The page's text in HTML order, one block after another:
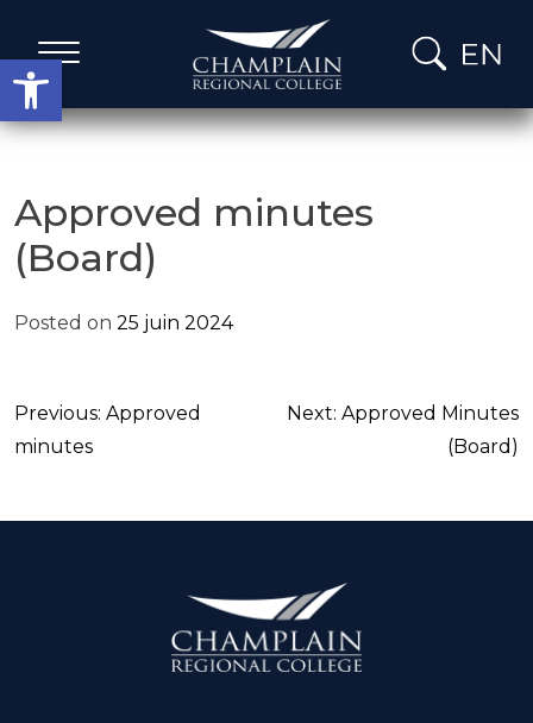
Open toolbar
content
Le mot de nos dirigeants
du conseil d’administration
Liens utiles
Approved minutes
(Board)
Posted on 25 juin 2024
Navigation
de
Previous: Approved
minutes
Next: Approved Minutes
(Board)